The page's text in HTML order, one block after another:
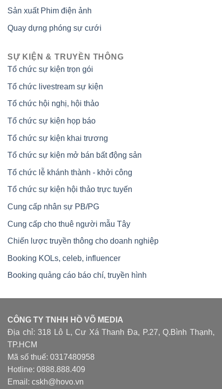
Sản xuất Phim điện ảnh
Quay dựng phóng sự cưới
SỰ KIỆN & TRUYỀN THÔNG
Tổ chức sự kiện trọn gói
Tổ chức livestream sự kiện
Tổ chức hội nghị, hội thảo
Tổ chức sự kiện họp báo
Tổ chức sự kiện khai trương
Tổ chức sự kiện mở bán bất động sản
Tổ chức lễ khánh thành - khởi công
Tổ chức sự kiện hội thảo trực tuyến
Cung cấp nhân sự PB/PG
Cung cấp cho thuê người mẫu Tây
Chiến lược truyền thông cho doanh nghiệp
Booking KOLs, celeb, influencer
Booking quảng cáo báo chí, truyền hình
CÔNG TY TNHH HỒ VÕ MEDIA
Địa chỉ: 318 Lô L, Cư Xá Thanh Đa, P.27, Q.Bình Thạnh,
TP.HCM
Mã số thuế: 0317480958
Hotline: 0888.888.409
Email: cskh@hovo.vn